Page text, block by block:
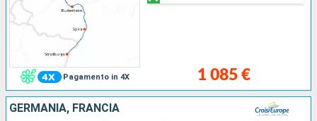
Pagamento in 4X 1 085 €
GERMANIA, FRANCIA